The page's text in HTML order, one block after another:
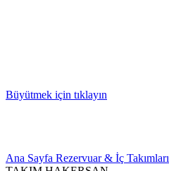
Büyütmek için tıklayın
Ana Sayfa Rezervuar & İç Takımları